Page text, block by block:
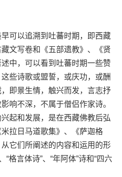
以追溯到吐蕃时期，即西藏
文写卷和《五部遗教》、《贤
中，可以看到吐蕃时期一些赞
些诗歌或盟誓，或庆功，或酬
即景生情，触兴而发，言志抒
响不深，不属于僧侣作家诗。
和发展，是在西藏佛教后弘
拉日马道歌集》、《萨迦格
它们所阐述的内容和运用的形
“格言体诗”、“年阿体”诗和“四六